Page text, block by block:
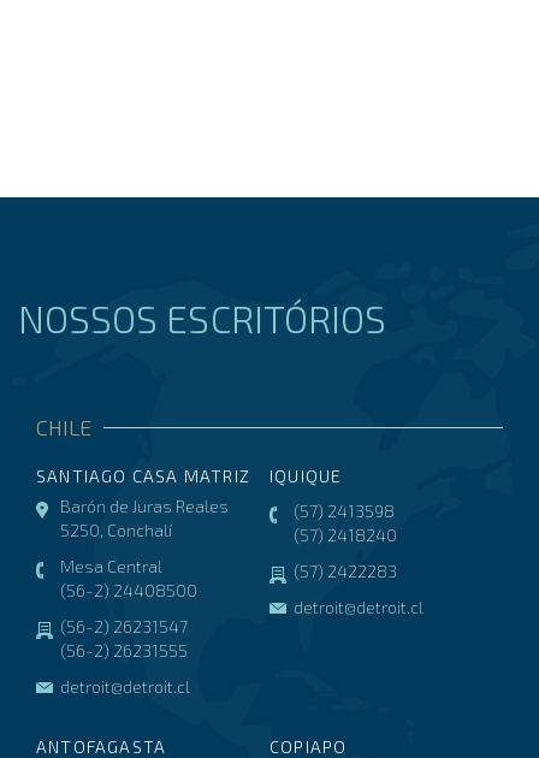
NOSSOS ESCRITÓRIOS
CHILE
SANTIAGO CASA MATRIZ
Barón de Juras Reales
5250, Conchalí
Mesa Central
(56-2) 24408500
(56-2) 26231547
(56-2) 26231555
detroit@detroit.cl
IQUIQUE
(57) 2413598
(57) 2418240
(57) 2422283
detroit@detroit.cl
ANTOFAGASTA
COPIAPO